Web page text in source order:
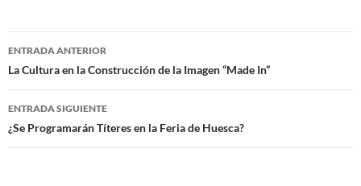
Navegación
de
entradas
ENTRADA ANTERIOR
La Cultura en la Construcción de la Imagen “Made In”
ENTRADA SIGUIENTE
¿Se Programarán Títeres en la Feria de Huesca?